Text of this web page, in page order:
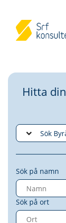
Hitta din
Sök på namn
Sök på ort